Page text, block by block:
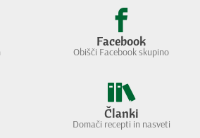
Facebook
Obišči Facebook skupino
Članki
Domači recepti in nasveti